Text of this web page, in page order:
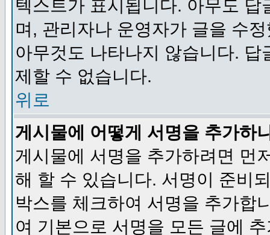
텍스트가 표시됩니다. 아무도
며, 관리자나 운영자가 글을 수
아무것도 나타나지 않습니다.
제할 수 없습니다.
위로
게시물에 어떻게 서명을 추가하
게시물에 서명을 추가하려면 먼
해 할 수 있습니다. 서명이 준비
박스를 체크하여 서명을 추가합
여 기본으로 서명을 모든 글에